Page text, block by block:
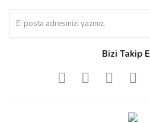
Bizi Takip